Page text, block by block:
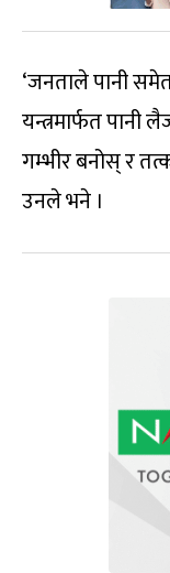
‘जनताले पानी
यन्त्रमार्फत पानी
गम्भीर बनोस् र
उनले भने ।